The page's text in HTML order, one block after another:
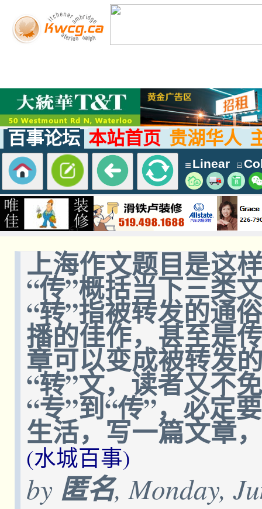
百事论坛 本站首页 贵湖华人
Linear
上海作文题目是这
“传”概括当下三类
“转”指被转发的通
播的佳作，甚至是
章可以变成被转发
“转”文，读者又不
“专”到“传”，必定
生活，写一篇文章
(水城百事)
by 匿名, Monday,